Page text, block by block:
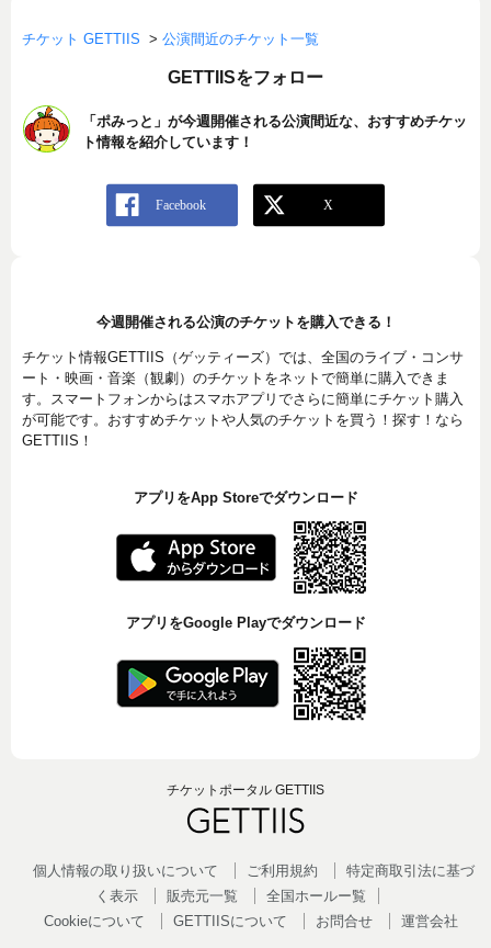
チケット GETTIIS > 公演間近のチケット一覧
GETTIISをフォロー
「ポみっと」が今週開催される公演間近な、おすすめチケッ
ト情報を紹介しています！
今週開催される公演のチケットを購入できる！
チケット情報GETTIIS（ゲッティーズ）では、全国のライブ・コンサ
ート・映画・音楽（観劇）のチケットをネットで簡単に購入できま
す。スマートフォンからはスマホアプリでさらに簡単にチケット購入
が可能です。おすすめチケットや人気のチケットを買う！探す！なら
GETTIIS！
アプリをApp Storeでダウンロード
アプリをGoogle Playでダウンロード
チケットポータル GETTIIS
個人情報の取り扱いについて ご利用規約
特定商取引法に基づ
く表示
販売元一覧
全国ホールー覧
Cookieについて
GETTIISについて お問合せ 運営会社